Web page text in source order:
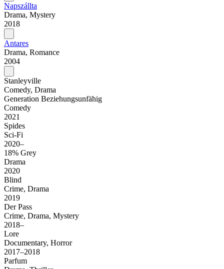
Napszállta
Drama, Mystery
2018
Antares
Drama, Romance
2004
Stanleyville
Comedy, Drama
Generation Beziehungsunfähig
Comedy
2021
Spides
Sci-Fi
2020–
18% Grey
Drama
2020
Blind
Crime, Drama
2019
Der Pass
Crime, Drama, Mystery
2018–
Lore
Documentary, Horror
2017–2018
Parfum